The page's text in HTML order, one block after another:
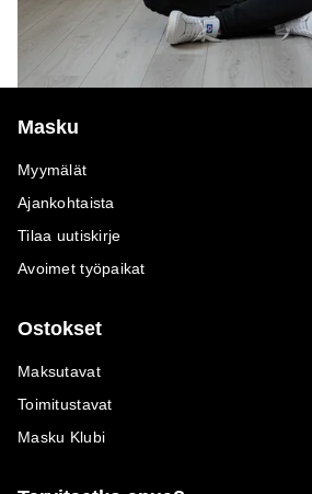
Masku
Myymälät
Ajankohtaista
Tilaa uutiskirje
Avoimet työpaikat
Ostokset
Maksutavat
Toimitustavat
Masku Klubi